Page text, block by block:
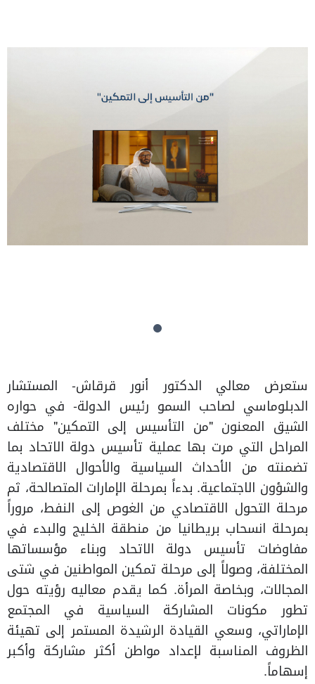
ستعرض معالي الدكتور أنور قرقاش- المستشار
الدبلوماسي لصاحب السمو رئيس الدولة- في حواره
الشيق المعنون "من التأسيس إلى التمكين" مختلف
المراحل التي مرت بها عملية تأسيس دولة الاتحاد بما
تضمنته من الأحداث السياسية والأحوال الاقتصادية
والشؤون الاجتماعية. بدءاً بمرحلة الإمارات المتصالحة، ثم
مرحلة التحول الاقتصادي من الغوص إلى النفط، مروراً
بمرحلة انسحاب بريطانيا من منطقة الخليج والبدء في
مفاوضات تأسيس دولة الاتحاد وبناء مؤسساتها
المختلفة، وصولاً إلى مرحلة تمكين المواطنين في شتى
المجالات، وبخاصة المرأة. كما يقدم معاليه رؤيته حول
تطور مكونات المشاركة السياسية في المجتمع
الإماراتي، وسعي القيادة الرشيدة المستمر إلى تهيئة
الظروف المناسبة لإعداد مواطن أكثر مشاركة وأكبر
إسهاماً.